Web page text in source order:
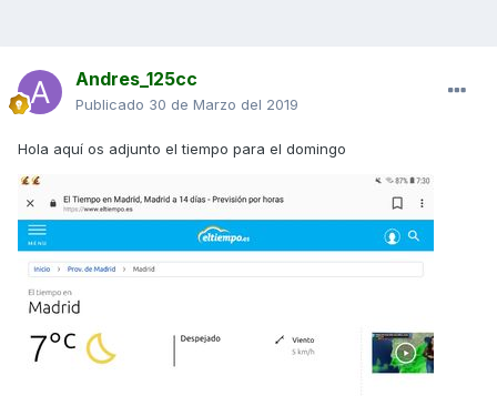
Andres_125cc
Publicado 30 de Marzo del 2019
Hola aquí os adjunto el tiempo para el domingo